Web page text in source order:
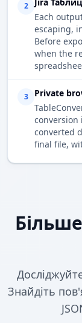
2
Each
escaping,
Before
when the
3
Private
conversion
converted
final file,
Знайдіть